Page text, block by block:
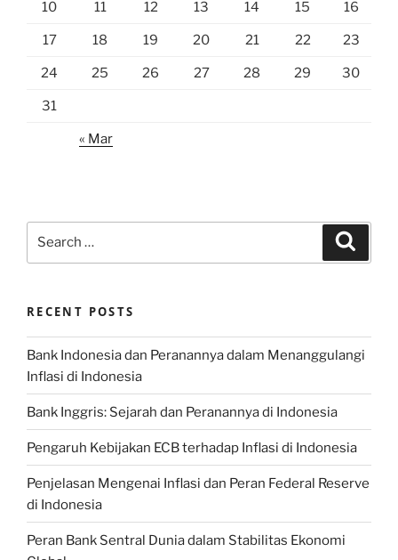
10 11 12 13 14 15 16
17 18 19 20 21 22 23
24 25 26 27 28 29 30
31
« Mar
RECENT POSTS
Bank Indonesia dan Peranannya dalam Menanggulangi
Inflasi di Indonesia
Bank Inggris: Sejarah dan Peranannya di Indonesia
Pengaruh Kebijakan ECB terhadap Inflasi di Indonesia
Penjelasan Mengenai Inflasi dan Peran Federal Reserve
di Indonesia
Peran Bank Sentral Dunia dalam Stabilitas Ekonomi